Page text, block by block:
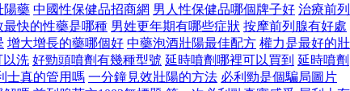
陽藥 中國性保健品招商網 男人性保健品哪個牌子好 治療前列
最快的性藥是哪種 男姓更年期有哪些症狀 按摩前列腺有好處
增大增長的藥哪個好 中藥泡酒壯陽最佳配方 權力是最好的壯
以洗 好勁頭噴劑有幾種型號 延時噴劑哪裡可以買到 延時噴劑
士真的管用嗎 一分鐘見效壯陽的方法 必利勁是個騙局圖片